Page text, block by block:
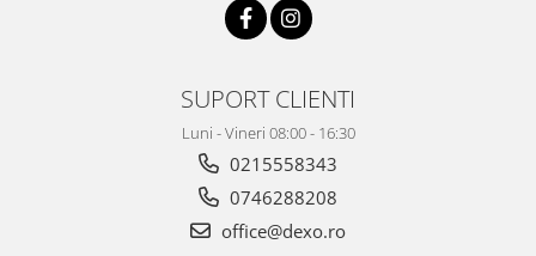
SUPORT CLIENTI
Luni - Vineri 08:00 - 16:30
0215558343
0746288208
office@dexo.ro